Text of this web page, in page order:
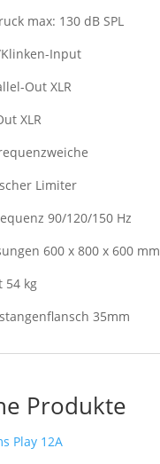
max: 130 dB SPL
Klinken-Input
Out XLR
XLR
Limiter
90/120/150 Hz
600 x 800 x 600 mm
54 kg
35mm
Produkte